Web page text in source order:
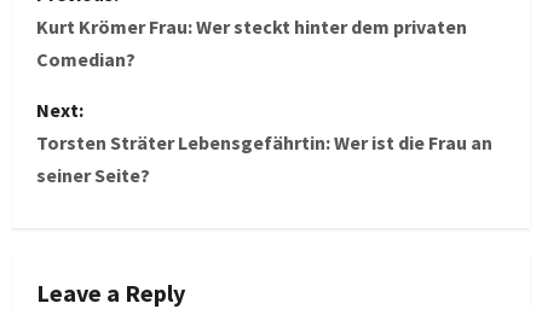
o
t
n
v
Kurt Krömer Frau: Wer steckt hinter dem privaten
Comedian?
Next:
Torsten Sträter Lebensgefährtin: Wer ist die Frau an
seiner Seite?
Leave a Reply